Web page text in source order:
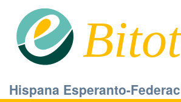
Hispana Esperanto-